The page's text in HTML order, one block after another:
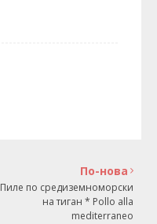
По-нова
Пиле по средиземноморски
на тиган * Pollo alla
mediterraneo